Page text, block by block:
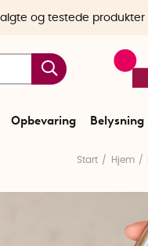
Opbevaring Belysning
og testede produkter
Start Hjem